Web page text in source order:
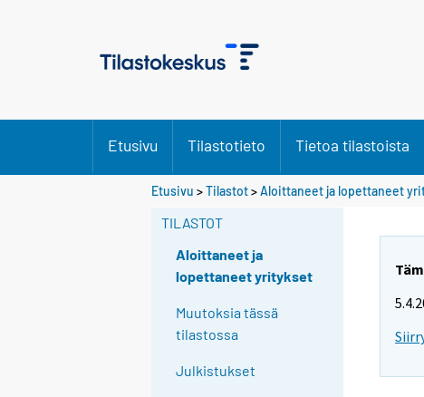
Etusivu Tilastotieto Tietoa tilastoista
Etusivu >Tilastot>Aloittaneet ja lopettaneet
TILASTOT
Aloittaneet ja
lopettaneet yritykset
Muutoksia tässä
tilastossa
Julkistukset